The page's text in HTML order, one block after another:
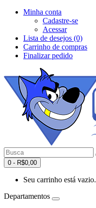
Minha conta
Cadastre-se
Acessar
Lista de desejos (0)
Carrinho de compras
Finalizar pedido
0 - R$0,00
Seu carrinho está vazio.
Departamentos